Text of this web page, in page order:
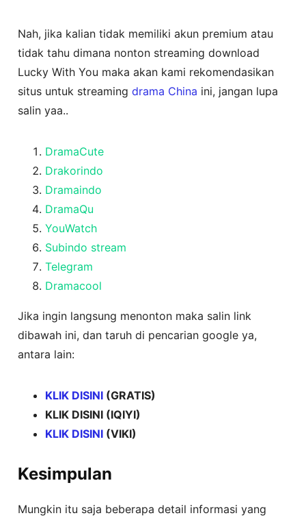
Nah, jika kalian tidak memiliki akun premium atau
tidak tahu dimana nonton streaming download
Lucky With You maka akan kami rekomendasikan
situs untuk streamingdrama China ini, jangan lupa
salin yaa..
DramaCute
Drakorindo
Dramaindo
DramaQu
YouWatch
Subindo stream
Telegram
Dramacool
Jika ingin langsung menonton maka salin link
dibawah ini, dan taruh di pencarian google ya,
antara lain:
KLIK DISINI (GRATIS)
KLIK DISINI (IQIYI)
KLIK DISINI (VIKI)
Kesimpulan
Mungkin itu saja beberapa detail informasi yang